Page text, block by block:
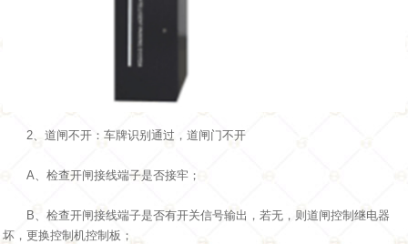
2、道闸不开：车牌识别通过，道闸门不开
A、检查开闸接线端子是否接牢；
B、检查开闸接线端子是否有开关信号输出，若无，则道闸控制继电器
坏，更换控制机控制板；